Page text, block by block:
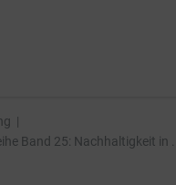
|
Band 25: Nachhaltigkeit in ...